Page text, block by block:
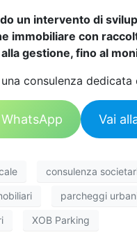
un intervento di
immobiliare con
gestione, fino al
consulenza
Vai
consulenza
parcheggi
XOB Parking